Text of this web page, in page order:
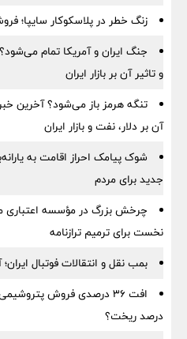
زنگ خطر در پلاسکوکار سایپا؛ فروش «پلاسک»
و تاثیر آن بر بازار ایران
تنگه هرمز باز می‌شود؟ آخرین خبر
آن بر دلار، نفت و بازار ایران
شوک پیامک احراز اقامت به
جدید برای مردم
نخست برای ترمیم ترازنامه
بمب نقل‌ و انتقالات فوتبال
درصد ریخت؟